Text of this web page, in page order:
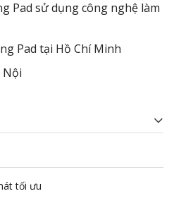
Pad sử dụng công nghệ làm
Pad tại Hồ Chí Minh
Nội
tối ưu